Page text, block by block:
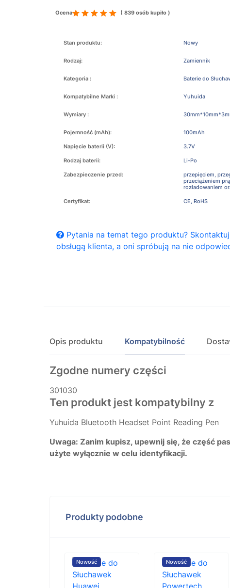
Ocena ( 839 osób kupiło )
Stan produktu: Nowy
Rodzaj: Zamiennik
Kategoria : Baterie do
Kompatybilne Marki : Yuhuida
Wymiary :
Pojemność (mAh): 100mAh
Napięcie baterii (V): 3.7V
Rodzaj baterii: Li-Po
Zabezpieczenie przed:
przepięciem,
przeciążeniem
rozładowaniem
Certyfikat: CE, RoHS
Pytania na temat tego produktu?
obsługą klienta, a oni spróbują na nie
Opis produktu Kompatybilność
Zgodne numery części
301030
Ten produkt jest kompatybilny z
Yuhuida Bluetooth Headset Point Reading Pen
Uwaga: Zanim kupisz, upewnij się, że część
użyte wyłącznie w celu identyfikacji.
Produkty podobne
Nowość Nowość